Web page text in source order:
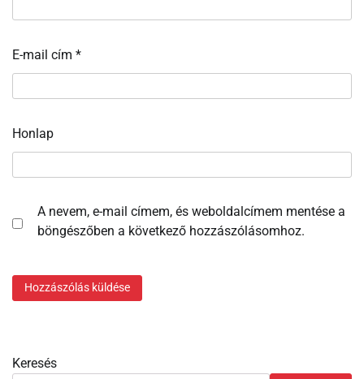
E-mail cím *
Honlap
A nevem, e-mail címem, és weboldalcímem mentése a
böngészőben a következő hozzászólásomhoz.
Keresés